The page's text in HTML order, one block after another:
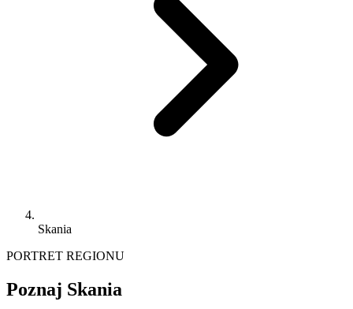
Skania
PORTRET REGIONU
Poznaj Skania